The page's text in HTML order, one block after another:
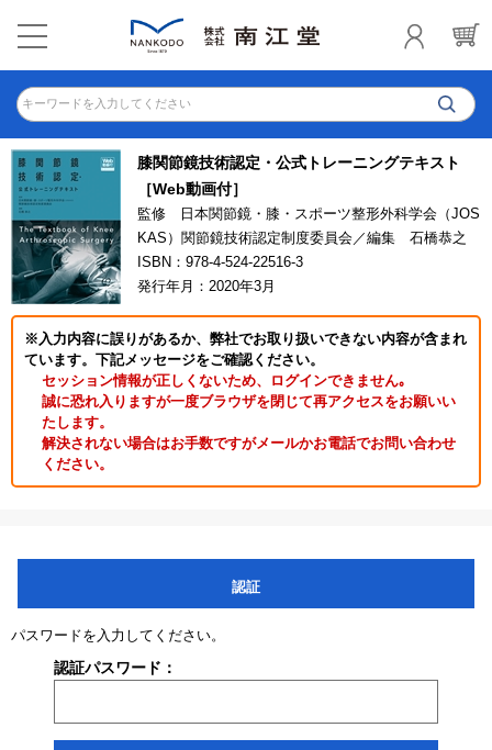
キーワードを入力してください
膝関節鏡技術認定・公式トレーニングテキスト
［Web動画付］
監修 日本関節鏡・膝・スポーツ整形外科学会（JOS
KAS）関節鏡技術認定制度委員会／編集 石橋恭之
ISBN：978-4-524-22516-3
発行年月：2020年3月
※入力内容に誤りがあるか、弊社でお取り扱いできない内容が含まれ
ています。下記メッセージをご確認ください。
セッション情報が正しくないため、ログインできません｡
誠に恐れ入りますが一度ブラウザを閉じて再アクセスをお願いい
たします。
解決されない場合はお手数ですがメールかお電話でお問い合わせ
ください。
認証
パスワードを入力してください。
認証パスワード：